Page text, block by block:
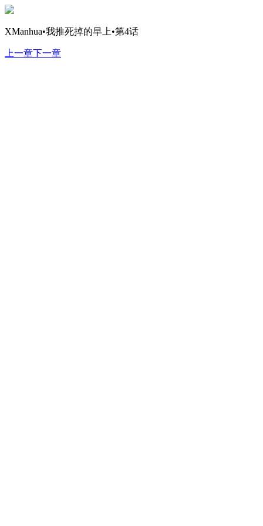
XManhua•我推死掉的早上•第4话
上一章下一章